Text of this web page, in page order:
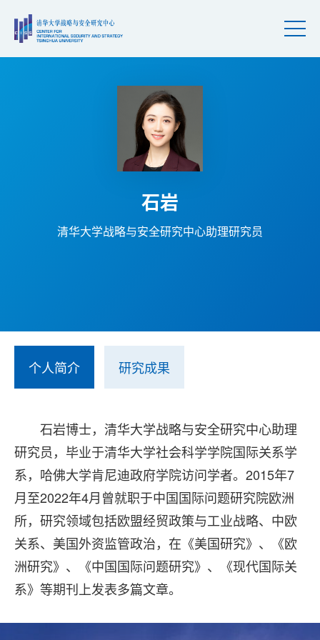
石岩
清华大学战略与安全研究中心助理研究员
个人简介 研究成果
石岩博士，清华大学战略与安全研究中心助理
研究员，毕业于清华大学社会科学学院国际关系学
系，哈佛大学肯尼迪政府学院访问学者。2015年7
月至2022年4月曾就职于中国国际问题研究院欧洲
所，研究领域包括欧盟经贸政策与工业战略、中欧
关系、美国外资监管政治，在《美国研究》、《欧
洲研究》、《中国国际问题研究》、《现代国际关
系》等期刊上发表多篇文章。